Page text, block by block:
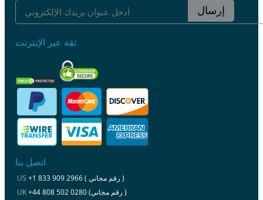
إرسال
ثقة عبر الإنترنت
اتصل بنا
US
+1 833 909 2966 ( رقم مجاني )
UK
+44 808 502 0280 (رقم مجاني )